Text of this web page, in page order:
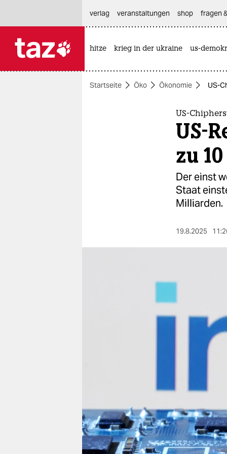
themen
nord
abo
genossenschaft
verlag
veranstaltungen shop fragen
hitze krieg in der ukraine us-
Startseite Öko Ökonomie US-
US-
US-
zu
Der einst
Staat
Milliarden.
19.8.2025